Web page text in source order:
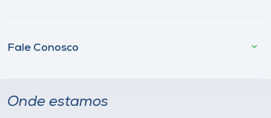
Fale Conosco
Onde estamos